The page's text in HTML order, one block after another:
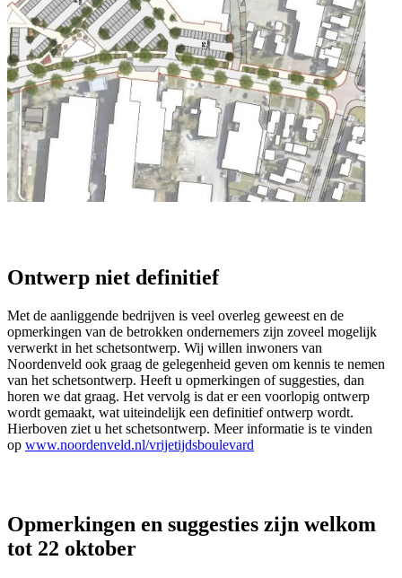
Ontwerp niet definitief
Met de aanliggende bedrijven is veel overleg geweest en de
opmerkingen van de betrokken ondernemers zijn zoveel mogelijk
verwerkt in het schetsontwerp. Wij willen inwoners van
Noordenveld ook graag de gelegenheid geven om kennis te nemen
van het schetsontwerp. Heeft u opmerkingen of suggesties, dan
horen we dat graag. Het vervolg is dat er een voorlopig ontwerp
wordt gemaakt, wat uiteindelijk een definitief ontwerp wordt.
Hierboven ziet u het schetsontwerp. Meer informatie is te vinden
op www.noordenveld.nl/vrijetijdsboulevard
Opmerkingen en suggesties zijn welkom
tot 22 oktober